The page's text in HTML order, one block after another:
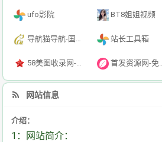
ufo影院 BT8姐姐视频
导航猫导航-国内专业的技术资源网分类平台 站长工具箱
58美图收录网-自动收录网站-流量交换-自动链 首发资源网-免费资源下载-最新php源码下载-热门资源下载
网站信息
介绍：
1：网站简介：